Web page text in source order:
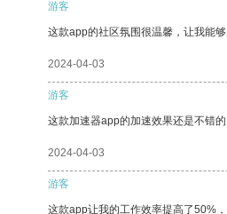
游客
这款app的社区氛围很温馨，让我能够
2024-04-03
游客
这款加速器app的加速效果还是不错
2024-04-03
游客
这款app让我的工作效率提高了50%